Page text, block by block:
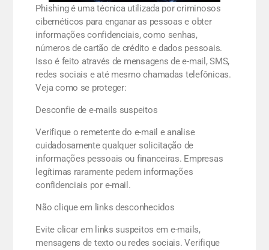
Phishing é uma técnica utilizada por criminosos
cibernéticos para enganar as pessoas e obter
informações confidenciais, como senhas,
números de cartão de crédito e dados pessoais.
Isso é feito através de mensagens de e-mail, SMS,
redes sociais e até mesmo chamadas telefônicas.
Veja como se proteger:
Desconfie de e-mails suspeitos
Verifique o remetente do e-mail e analise
cuidadosamente qualquer solicitação de
informações pessoais ou financeiras. Empresas
legítimas raramente pedem informações
confidenciais por e-mail.
Não clique em links desconhecidos
Evite clicar em links suspeitos em e-mails,
mensagens de texto ou redes sociais. Verifique